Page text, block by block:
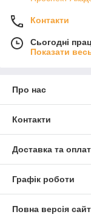
Контакти
Сьогодні
Показати
Про нас
Контакти
Доставка та
Графік роботи
Повна версія